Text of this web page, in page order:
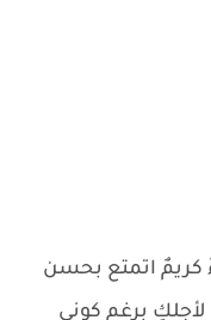
كريمٌ اتمتع بحسن
برغم كوني